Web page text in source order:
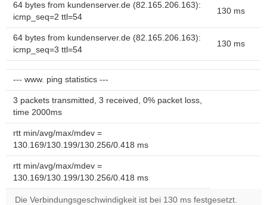
64 bytes from kundenserver.de (82.165.206.163):
icmp_seq=2 ttl=54
130 ms
64 bytes from kundenserver.de (82.165.206.163):
icmp_seq=3 ttl=54
130 ms
--- www. ping statistics ---
3 packets transmitted, 3 received, 0% packet loss,
time 2000ms
rtt min/avg/max/mdev =
130.169/130.199/130.256/0.418 ms
rtt min/avg/max/mdev =
130.169/130.199/130.256/0.418 ms
Die Verbindungsgeschwindigkeit ist bei 130 ms festgesetzt.